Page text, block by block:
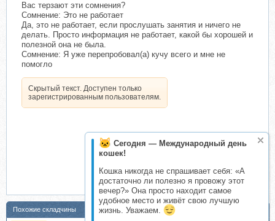
Сегодня — Международный день
кошек!
Кошка никогда не спрашивает себя: «А
достаточно ли полезно я провожу этот
вечер?» Она просто находит самое
удобное место и живёт свою лучшую
жизнь. Уважаем.
Вас терзают эти сомнения?
Сомнение: Это не работает
Да, это не работает, если прослушать занятия и ничего не
делать. Просто информация не работает, какой бы хорошей и
полезной она не была.
Сомнение: Я уже перепробовал(а) кучу всего и мне не
помогло
Скрытый текст. Доступен только
зарегистрированным пользователям.
Похожие складчины